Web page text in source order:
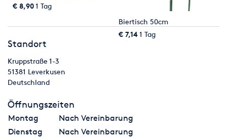
Biertischhusse
€ 8,901 Tag
Biertisch 50cm
€ 7,141 Tag
Standort
Kruppstraße 1-3
51381 Leverkusen
Deutschland
Öffnungszeiten
Montag
Nach Vereinbarung
Dienstag
Nach Vereinbarung